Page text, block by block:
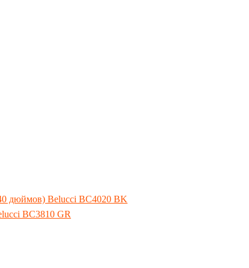
дюймов) Belucci BC4020 BK
BC3810 GR